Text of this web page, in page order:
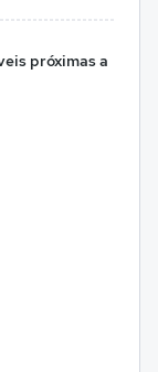
próximas a